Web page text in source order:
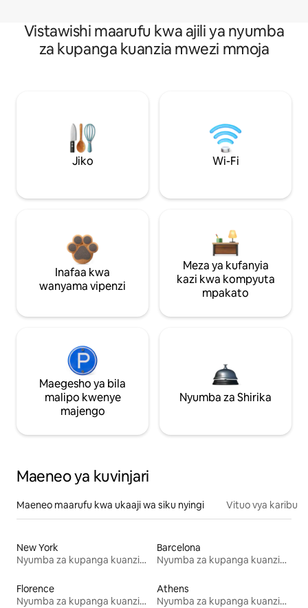
Vistawishi maarufu kwa ajili ya nyumba
za kupanga kuanzia mwezi mmoja
Jiko Wi-Fi
Inafaa kwa
wanyama vipenzi
Meza ya kufanyia
kazi kwa kompyuta
mpakato
Maegesho ya bila
malipo kwenye
majengo
Nyumba za Shirika
Maeneo ya kuvinjari
Maeneo maarufu kwa ukaaji wa siku nyingi Vituo vya karibu
New York
Nyumba za kupanga kuanzia mwezi mmoja
Barcelona
Nyumba za kupanga kuanzia mwezi mmoja
Florence
Nyumba za kupanga kuanzia mwezi mmoja
Athens
Nyumba za kupanga kuanzia mwezi mmoja